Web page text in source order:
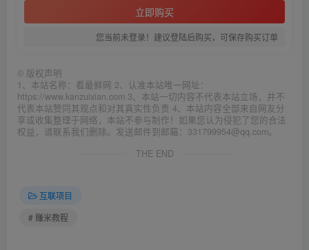
立即购买
您当前未登录！建议登陆后购买，可保存购买订单
© 版权声明
1、本站名称：看最鲜网 2、认准本站唯一网址：
https://www.kanzuixian.com 3、本站一切内容不代表本站立场，并不
代表本站赞同其观点和对其真实性负责 4、本站内容全部来自网友分
享或收集整理于网络，本站不参与制作！如果您认为侵犯了您的合法
权益，请联系我们删除。发送邮件到邮箱：331799954@qq.com。
THE END
互联项目
# 赚米教程